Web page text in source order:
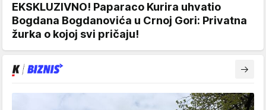
EKSKLUZIVNO! Paparaco Kurira uhvatio
Bogdana Bogdanovića u Crnoj Gori: Privatna
žurka o kojoj svi pričaju!